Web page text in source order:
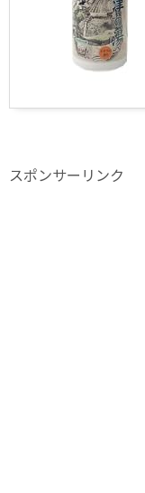
スポンサーリンク